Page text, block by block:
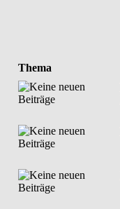
Thema